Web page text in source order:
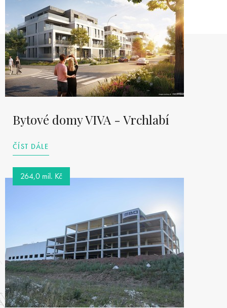
Bytové domy VIVA - Vrchlabí
ČÍST DÁLE
264,0 mil. Kč